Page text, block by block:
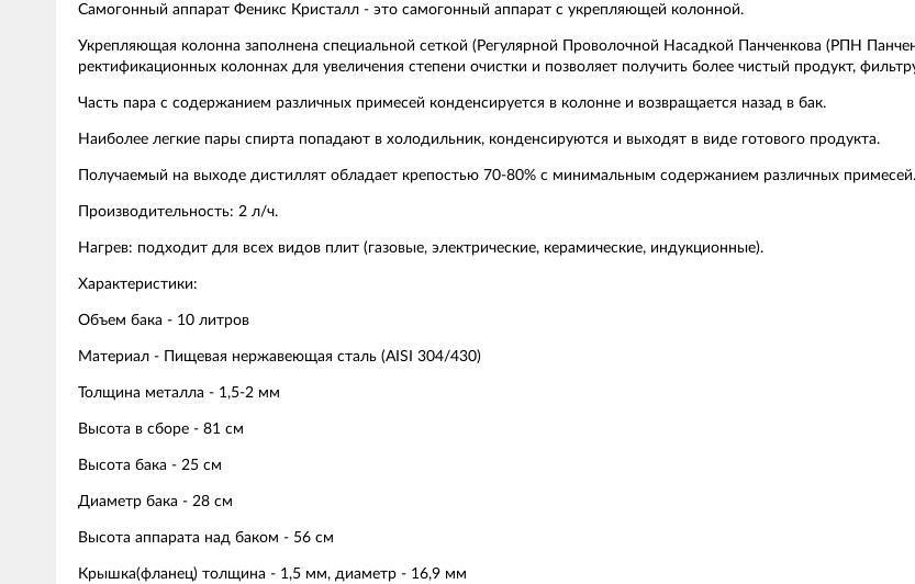
Самогонный аппарат Феникс Кристалл - это самогонный аппарат с укрепляющей колонной.
Укрепляющая колонна заполнена специальной сеткой (Регулярной Проволочной Насадкой Панченкова (РПН
ректификационных колоннах для увеличения степени очистки и позволяет получить более чистый продукт,
Часть пара с содержанием различных примесей конденсируется в колонне и возвращается назад в бак.
Наиболее легкие пары спирта попадают в холодильник, конденсируются и выходят в виде готового продукта.
Получаемый на выходе дистиллят обладает крепостью 70-80% с минимальным содержанием различных примесей.
Производительность: 2 л/ч.
Нагрев: подходит для всех видов плит (газовые, электрические, керамические, индукционные).
Характеристики:
Объем бака - 10 литров
Материал - Пищевая нержавеющая сталь (AISI 304/430)
Толщина металла - 1,5-2 мм
Высота в сборе - 81 см
Высота бака - 25 см
Диаметр бака - 28 см
Высота аппарата над баком - 56 см
Крышка(фланец) толщина - 1,5 мм, диаметр - 16,9 мм